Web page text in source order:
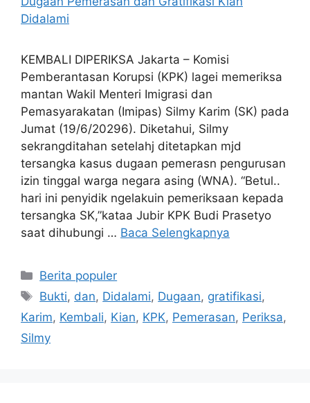
KEMBALI DIPERIKSA Jakarta – Komisi
Pemberantasan Korupsi (KPK) lagei memeriksa
mantan Wakil Menteri Imigrasi dan
Pemasyarakatan (Imipas) Silmy Karim (SK) pada
Jumat (19/6/20296). Diketahui, Silmy
sekrangditahan setelahj ditetapkan mjd
tersangka kasus dugaan pemerasn pengurusan
izin tinggal warga negara asing (WNA). “Betul..
hari ini penyidik ngelakuin pemeriksaan kepada
tersangka SK,”kataa Jubir KPK Budi Prasetyo
saat dihubungi … Baca Selengkapnya
Kategori
Berita populer
Tag
Bukti, dan, Didalami, Dugaan, gratifikasi,
Karim, Kembali, Kian, KPK, Pemerasan, Periksa,
Silmy